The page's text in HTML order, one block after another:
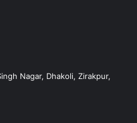
Nagar, Dhakoli, Zirakpur,